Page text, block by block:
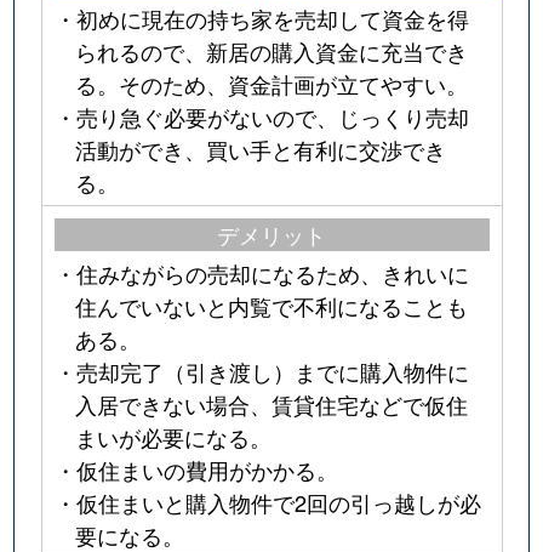
・初めに現在の持ち家を売却して資金を得
られるので、新居の購入資金に充当でき
る。そのため、資金計画が立てやすい。
・売り急ぐ必要がないので、じっくり売却
活動ができ、買い手と有利に交渉でき
る。
デメリット
・住みながらの売却になるため、きれいに
住んでいないと内覧で不利になることも
ある。
・売却完了（引き渡し）までに購入物件に
入居できない場合、賃貸住宅などで仮住
まいが必要になる。
・仮住まいの費用がかかる。
・仮住まいと購入物件で2回の引っ越しが必
要になる。